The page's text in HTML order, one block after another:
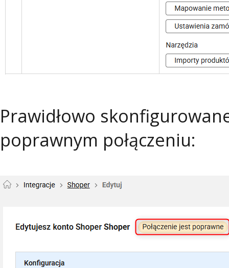
Prawidłowo
poprawnym połączeniu: